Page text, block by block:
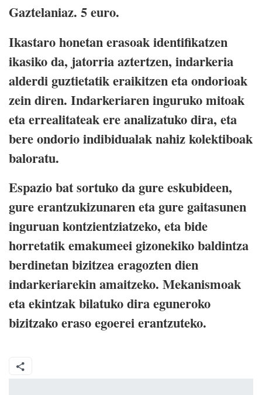
Gaztelaniaz. 5 euro.
Ikastaro honetan erasoak identifikatzen
ikasiko da, jatorria aztertzen, indarkeria
alderdi guztietatik eraikitzen eta ondorioak
zein diren. Indarkeriaren inguruko mitoak
eta errealitateak ere analizatuko dira, eta
bere ondorio indibidualak nahiz kolektiboak
baloratu.
Espazio bat sortuko da gure eskubideen,
gure erantzukizunaren eta gure gaitasunen
inguruan kontzientziatzeko, eta bide
horretatik emakumeei gizonekiko baldintza
berdinetan bizitzea eragozten dien
indarkeriarekin amaitzeko. Mekanismoak
eta ekintzak bilatuko dira eguneroko
bizitzako eraso egoerei erantzuteko.